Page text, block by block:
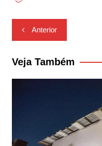
Navegação
de
Post
Anterior
Veja Também